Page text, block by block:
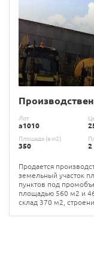
Лот
а1010
Площадь (в м2)
350 2
Продается
земельный участок
пунктов под
площадью 560 м2 и
склад 370 м2,